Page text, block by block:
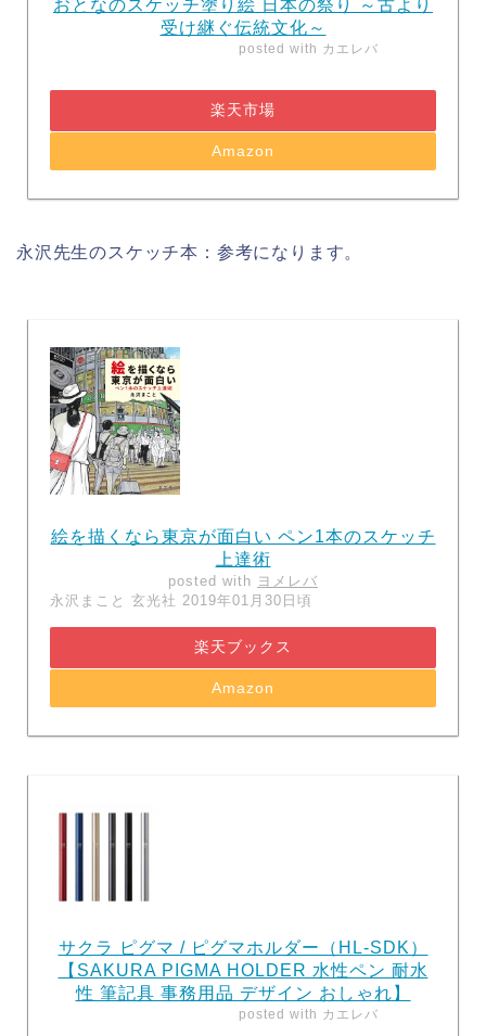
おとなのスケッチ塗り絵 日本の祭り ～古より
受け継ぐ伝統文化～
posted with カエレバ
楽天市場
Amazon
永沢先生のスケッチ本：参考になります。
絵を描くなら東京が面白い ペン1本のスケッチ
上達術
posted with ヨメレバ
永沢まこと 玄光社 2019年01月30日頃
楽天ブックス
Amazon
サクラ ピグマ / ピグマホルダー（HL-SDK）
【SAKURA PIGMA HOLDER 水性ペン 耐水
性 筆記具 事務用品 デザイン おしゃれ】
posted with カエレバ